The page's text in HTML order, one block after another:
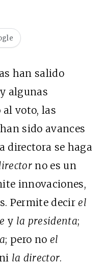
han salido
algunas
al voto, las
sido avances
directora se haga
no es un
innovaciones,
Permite decirel
y la presidenta;
; pero no el
la director.